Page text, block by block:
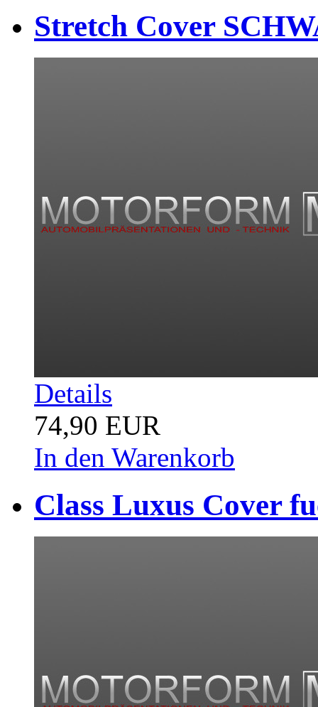
Stretch Cover
Details
74,90 EUR
In den Warenkorb
Class Luxus Cover